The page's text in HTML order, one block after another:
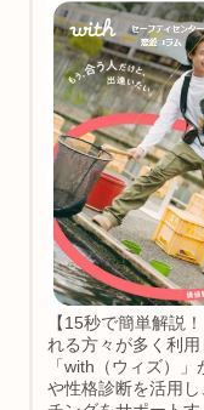
【15秒で簡単解説
れる方々が多く利用
「with（ウィズ）
や性格診断を活用